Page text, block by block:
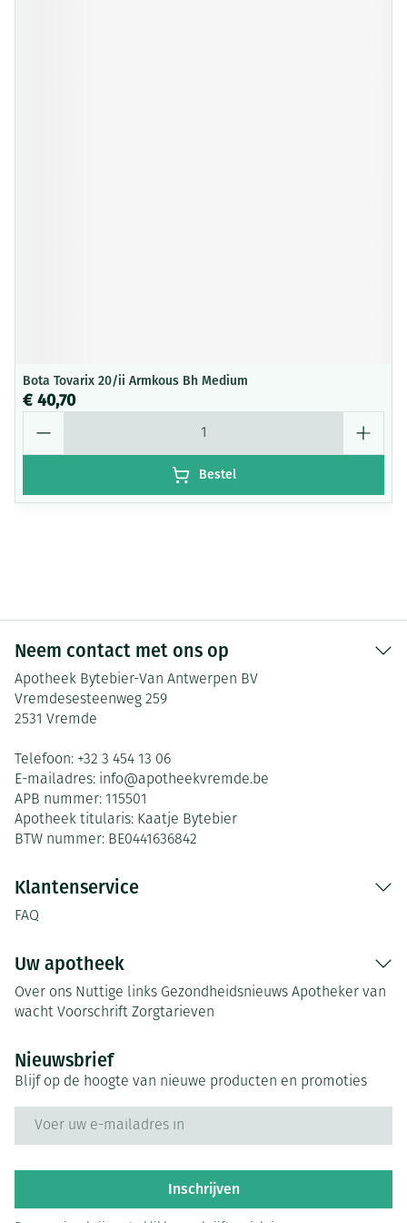
Bota Tovarix 20/ii Armkous Bh Medium
€ 40,70
Bestel
Neem contact met ons op
Apotheek Bytebier-Van Antwerpen BV
Vremdesesteenweg 259
2531 Vremde
Telefoon: +32 3 454 13 06
E-mailadres: info@apotheekvremde.be
APB nummer: 115501
Apotheek titularis: Kaatje Bytebier
BTW nummer: BE0441636842
Klantenservice
FAQ
Uw apotheek
Over ons Nuttige links Gezondheidsnieuws Apotheker van
wacht Voorschrift Zorgtarieven
Nieuwsbrief
Blijf op de hoogte van nieuwe producten en promoties
Inschrijven